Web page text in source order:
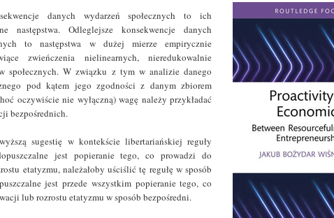
danych wydarzeń społecznych to ich
następstwa. Odleglejsze konsekwencje danych
to następstwa w dużej mierze empirycznie
zwieńczenia nielinearnych, nieredukowalnie
społecznych. W związku z tym w analizie danego
pod kątem jego zgodności z danym zbiorem
oczywiście nie wyłączną) wagę należy przykładać
bezpośrednich.
sugestię w kontekście libertariańskiej reguły
jest popieranie tego, co prowadzi do
etatyzmu, należałoby uściślić tę regułę w sposób
jest przede wszystkim popieranie tego, co
lub rozrostu etatyzmu w sposób bezpośredni.